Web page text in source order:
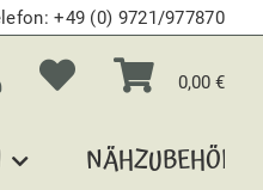
+49 (0) 9721/977870
0,00 €
NÄHZUBEHÖR